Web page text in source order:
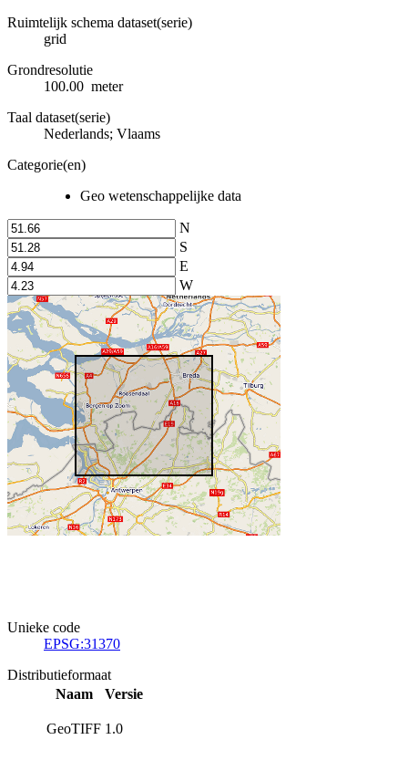
Ruimtelijk schema dataset(serie)
grid
Grondresolutie
100.00 meter
Taal dataset(serie)
Nederlands; Vlaams
Categorie(en)
Geo wetenschappelijke data
N
S
E
W
Unieke code
EPSG:31370
Distributieformaat
Naam
Versie
GeoTIFF 1.0